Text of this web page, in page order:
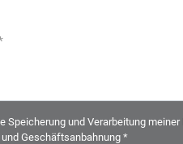
Speicherung und Verarbeitung
Geschäftsanbahnung *